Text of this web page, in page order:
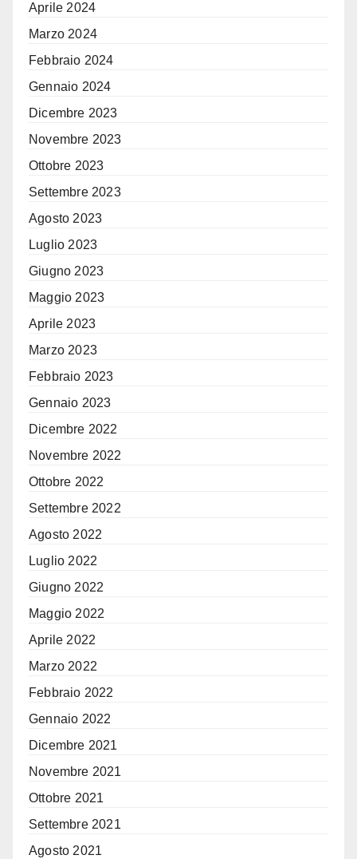
Aprile 2024
Marzo 2024
Febbraio 2024
Gennaio 2024
Dicembre 2023
Novembre 2023
Ottobre 2023
Settembre 2023
Agosto 2023
Luglio 2023
Giugno 2023
Maggio 2023
Aprile 2023
Marzo 2023
Febbraio 2023
Gennaio 2023
Dicembre 2022
Novembre 2022
Ottobre 2022
Settembre 2022
Agosto 2022
Luglio 2022
Giugno 2022
Maggio 2022
Aprile 2022
Marzo 2022
Febbraio 2022
Gennaio 2022
Dicembre 2021
Novembre 2021
Ottobre 2021
Settembre 2021
Agosto 2021